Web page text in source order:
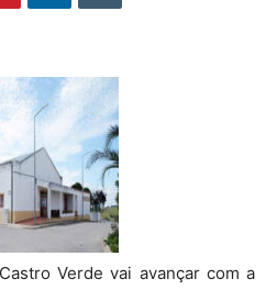
Verde vai avançar com a